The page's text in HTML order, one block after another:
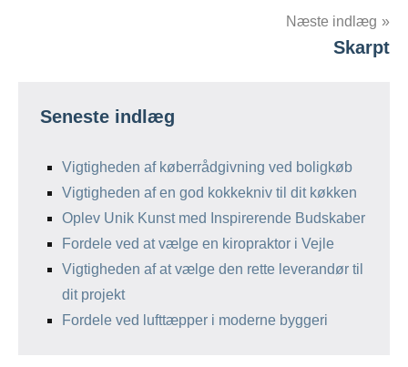
Næste indlæg
Skarpt
Seneste indlæg
Vigtigheden af køberrådgivning ved boligkøb
Vigtigheden af en god kokkekniv til dit køkken
Oplev Unik Kunst med Inspirerende Budskaber
Fordele ved at vælge en kiropraktor i Vejle
Vigtigheden af at vælge den rette leverandør til
dit projekt
Fordele ved lufttæpper i moderne byggeri